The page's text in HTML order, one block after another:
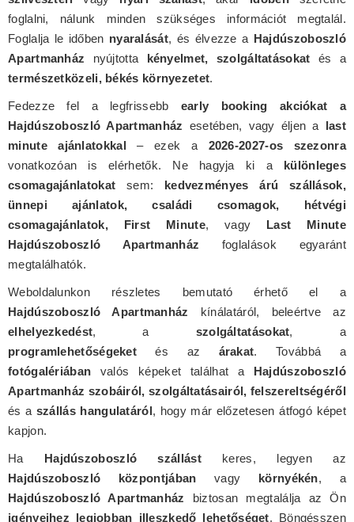
foglalni, nálunk minden szükséges információt megtalál.
Foglalja le időben nyaralását, és élvezze a Hajdúszoboszló
Apartmanház nyújtotta kényelmet, szolgáltatásokat és a
természetközeli, békés környezetet.
Fedezze fel a legfrissebb early booking akciókat a
Hajdúszoboszló Apartmanház esetében, vagy éljen a
last
minute ajánlatokkal
– ezek a 2026-2027-os szezonra
vonatkozóan is elérhetők. Ne hagyja ki a
különleges
csomagajánlatokat sem:
kedvezményes árú szállások,
ünnepi ajánlatok, családi csomagok, hétvégi
csomagajánlatok, First Minute, vagy
Last Minute
Hajdúszoboszló Apartmanház foglalások egyaránt
megtalálhatók.
Weboldalunkon részletes bemutató érhető el a
Hajdúszoboszló Apartmanház kínálatáról, beleértve az
elhelyezkedést, a szolgáltatásokat, a
programlehetőségeket és az árakat. Továbbá a
fotógalériában valós képeket találhat a
Hajdúszoboszló
Apartmanház szobáiról, szolgáltatásairól, felszereltségéről
és a szállás hangulatáról , hogy már előzetesen átfogó képet
kapjon.
Ha Hajdúszoboszló szállástkeres, legyen az
Hajdúszoboszló központjában vagy környékén, a
Hajdúszoboszló Apartmanház biztosan megtalálja az Ön
igényeihez legjobban illeszkedő lehetőséget. Böngésszen